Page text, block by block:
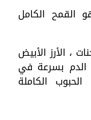
القمح الكامل
، الأرز الأبيض
الدم بسرعة في
الكاملة